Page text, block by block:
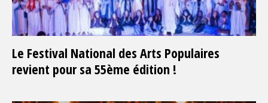
Le Festival National des Arts Populaires
revient pour sa 55ème édition !